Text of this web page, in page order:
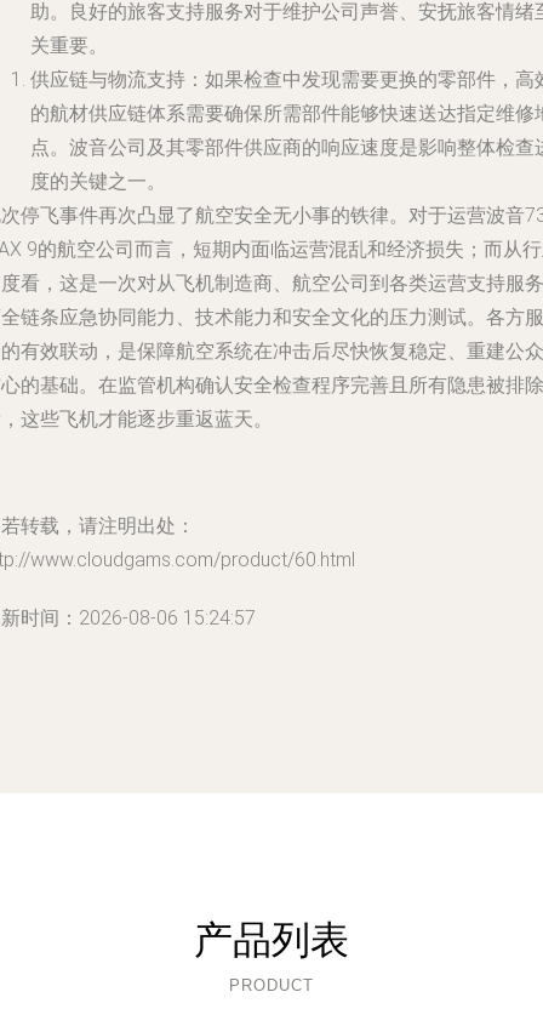
助。良好的旅客支持服务对于维护公司声誉、安抚旅客情绪
关重要。
供应链与物流支持 ：如果检查中发现需要更换的零部件，高
的航材供应链体系需要确保所需部件能够快速送达指定维修
点。波音公司及其零部件供应商的响应速度是影响整体检查
度的关键之一。
停飞事件再次凸显了航空安全无小事的铁律。对于运营波音
9的航空公司而言，短期内面临运营混乱和经济损失；而从
看，这是一次对从飞机制造商、航空公司到各类运营支持服务
链条应急协同能力、技术能力和安全文化的压力测试。各方服
有效联动，是保障航空系统在冲击后尽快恢复稳定、重建公众
的基础。在监管机构确认安全检查程序完善且所有隐患被排除
这些飞机才能逐步重返蓝天。
转载，请注明出处：
www.cloudgams.com/product/60.html
时间：2026-08-06 15:24:57
产品列表
PRODUCT